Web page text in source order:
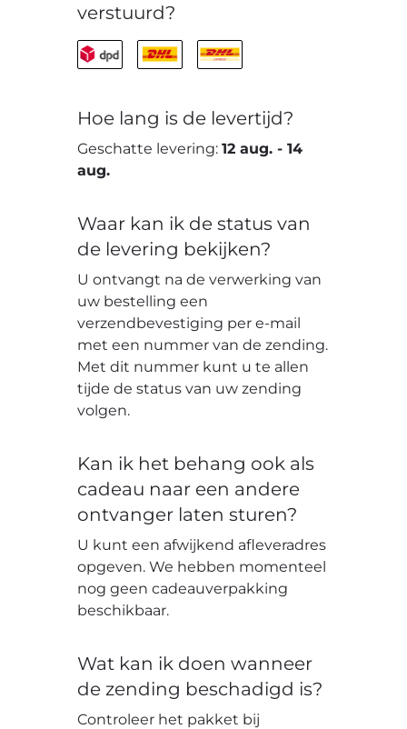
verstuurd?
Hoe lang is de levertijd?
Geschatte levering:12 aug. -14
aug.
Waar kan ik de status van
de levering bekijken?
U ontvangt na de verwerking van
uw bestelling een
verzendbevestiging per e-mail
met een nummer van de zending.
Met dit nummer kunt u te allen
tijde de status van uw zending
volgen.
Kan ik het behang ook als
cadeau naar een andere
ontvanger laten sturen?
U kunt een afwijkend afleveradres
opgeven. We hebben momenteel
nog geen cadeauverpakking
beschikbaar.
Wat kan ik doen wanneer
de zending beschadigd is?
Controleer het pakket bij